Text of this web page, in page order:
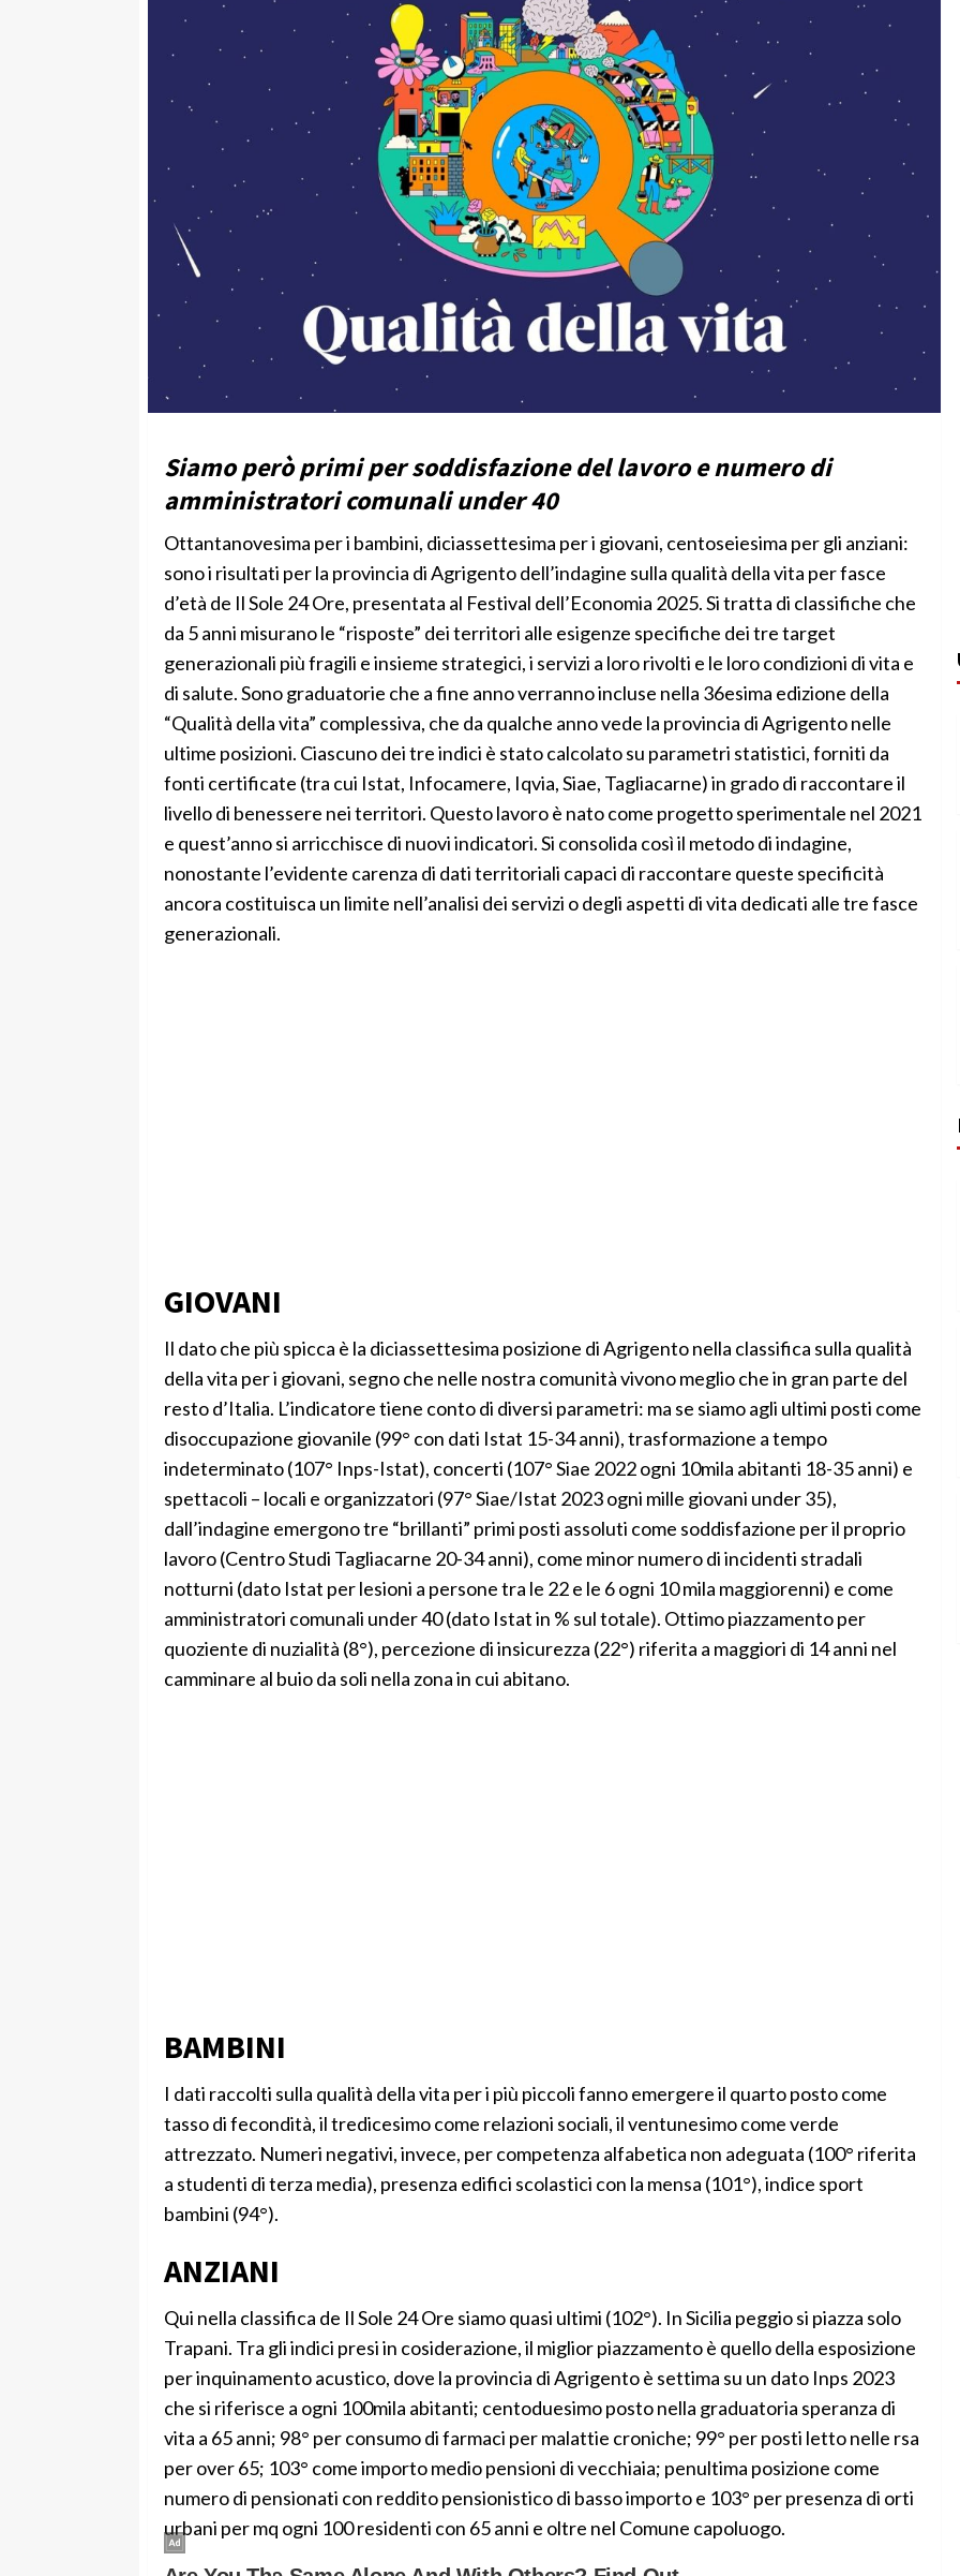
Siamo però primi per soddisfazione del lavoro e numero di
amministratori comunali under 40
Ottantanovesima per i bambini, diciassettesima per i giovani, centoseiesima per gli anziani:
sono i risultati per la provincia di Agrigento dell’indagine sulla qualità della vita per fasce
d’età de Il Sole 24 Ore, presentata al Festival dell’Economia 2025. Si tratta di classifiche che
da 5 anni misurano le “risposte” dei territori alle esigenze specifiche dei tre target
generazionali più fragili e insieme strategici, i servizi a loro rivolti e le loro condizioni di vita e
di salute. Sono graduatorie che a fine anno verranno incluse nella 36esima edizione della
“Qualità della vita” complessiva, che da qualche anno vede la provincia di Agrigento nelle
ultime posizioni. Ciascuno dei tre indici è stato calcolato su parametri statistici, forniti da
fonti certificate (tra cui Istat, Infocamere, Iqvia, Siae, Tagliacarne) in grado di raccontare il
livello di benessere nei territori. Questo lavoro è nato come progetto sperimentale nel 2021
e quest’anno si arricchisce di nuovi indicatori. Si consolida così il metodo di indagine,
nonostante l’evidente carenza di dati territoriali capaci di raccontare queste specificità
ancora costituisca un limite nell’analisi dei servizi o degli aspetti di vita dedicati alle tre fasce
generazionali.
GIOVANI
Il dato che più spicca è la diciassettesima posizione di Agrigento nella classifica sulla qualità
della vita per i giovani, segno che nelle nostra comunità vivono meglio che in gran parte del
resto d’Italia. L’indicatore tiene conto di diversi parametri: ma se siamo agli ultimi posti come
disoccupazione giovanile (99° con dati Istat 15-34 anni), trasformazione a tempo
indeterminato (107° Inps-Istat), concerti (107° Siae 2022 ogni 10mila abitanti 18-35 anni) e
spettacoli – locali e organizzatori (97° Siae/Istat 2023 ogni mille giovani under 35),
dall’indagine emergono tre “brillanti” primi posti assoluti come soddisfazione per il proprio
lavoro (Centro Studi Tagliacarne 20-34 anni), come minor numero di incidenti stradali
notturni (dato Istat per lesioni a persone tra le 22 e le 6 ogni 10 mila maggiorenni) e come
amministratori comunali under 40 (dato Istat in % sul totale). Ottimo piazzamento per
quoziente di nuzialità (8°), percezione di insicurezza (22°) riferita a maggiori di 14 anni nel
camminare al buio da soli nella zona in cui abitano.
BAMBINI
I dati raccolti sulla qualità della vita per i più piccoli fanno emergere il quarto posto come
tasso di fecondità, il tredicesimo come relazioni sociali, il ventunesimo come verde
attrezzato. Numeri negativi, invece, per competenza alfabetica non adeguata (100° riferita
a studenti di terza media), presenza edifici scolastici con la mensa (101°), indice sport
bambini (94°).
ANZIANI
Qui nella classifica de Il Sole 24 Ore siamo quasi ultimi (102°). In Sicilia peggio si piazza solo
Trapani. Tra gli indici presi in cosiderazione, il miglior piazzamento è quello della esposizione
per inquinamento acustico, dove la provincia di Agrigento è settima su un dato Inps 2023
che si riferisce a ogni 100mila abitanti; centoduesimo posto nella graduatoria speranza di
vita a 65 anni; 98° per consumo di farmaci per malattie croniche; 99° per posti letto nelle rsa
per over 65; 103° come importo medio pensioni di vecchiaia; penultima posizione come
numero di pensionati con reddito pensionistico di basso importo e 103° per presenza di orti
urbani per mq ogni 100 residenti con 65 anni e oltre nel Comune capoluogo.